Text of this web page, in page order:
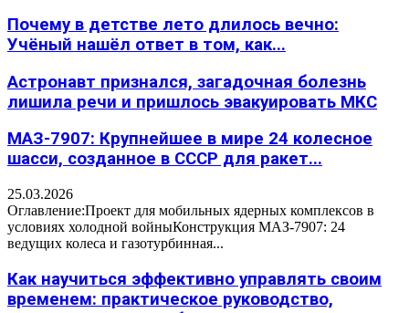
Почему в детстве лето длилось вечно:
Учёный нашёл ответ в том, как...
Астронавт признался, загадочная болезнь
лишила речи и пришлось эвакуировать МКС
МАЗ-7907: Крупнейшее в мире 24 колесное
шасси, созданное в СССР для ракет...
25.03.2026
Оглавление:Проект для мобильных ядерных комплексов в
условиях холодной войныКонструкция МАЗ-7907: 24
ведущих колеса и газотурбинная...
Как научиться эффективно управлять своим
временем: практическое руководство,